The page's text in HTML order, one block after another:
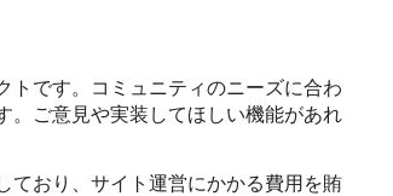
トです。コミュニティのニーズに合わ
。ご意見や実装してほしい機能があれ
ており、サイト運営にかかる費用を賄